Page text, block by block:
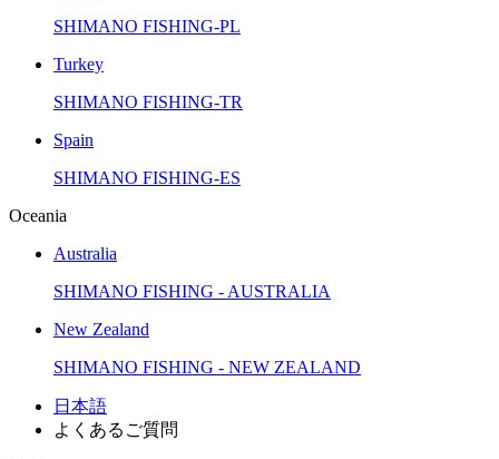
SHIMANO FISHING-PL
Turkey
SHIMANO FISHING-TR
Spain
SHIMANO FISHING-ES
Oceania
Australia
SHIMANO FISHING - AUSTRALIA
New Zealand
SHIMANO FISHING - NEW ZEALAND
日本語
よくあるご質問